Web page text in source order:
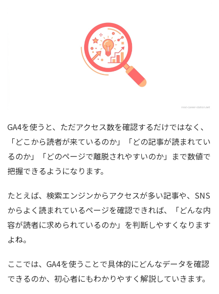
GA4を使うと、ただアクセス数を確認するだけではなく、
「どこから読者が来ているのか」「どの記事が読まれてい
るのか」「どのページで離脱されやすいのか」まで数値で
把握できるようになります。
たとえば、検索エンジンからアクセスが多い記事や、SNS
からよく読まれているページを確認できれば、「どんな内
容が読者に求められているのか」を判断しやすくなります
よね。
ここでは、GA4を使うことで具体的にどんなデータを確認
できるのか、初心者にもわかりやすく解説していきます。